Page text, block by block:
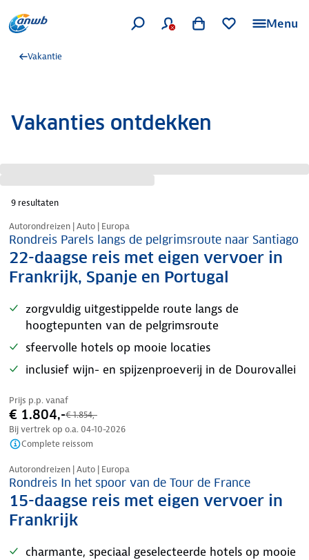
Menu
Vakantie
Vakanties ontdekken
9 resultaten
Nazomer korting
Autorondreizen | Auto | Europa
Rondreis Parels langs de pelgrimsroute naar Santiago
22-daagse reis met eigen vervoer in
Frankrijk, Spanje en Portugal
zorgvuldig uitgestippelde route langs de
hoogtepunten van de pelgrimsroute
sfeervolle hotels op mooie locaties
inclusief wijn- en spijzenproeverij in de Dourovallei
Prijs p.p. vanaf
€ 1.804,-€ 1.854,-
Bij vertrek op o.a. 04-10-2026
Complete reissom
Nazomer korting
Autorondreizen | Auto | Europa
Rondreis In het spoor van de Tour de France
15-daagse reis met eigen vervoer in
Frankrijk
charmante, speciaal geselecteerde hotels op mooie